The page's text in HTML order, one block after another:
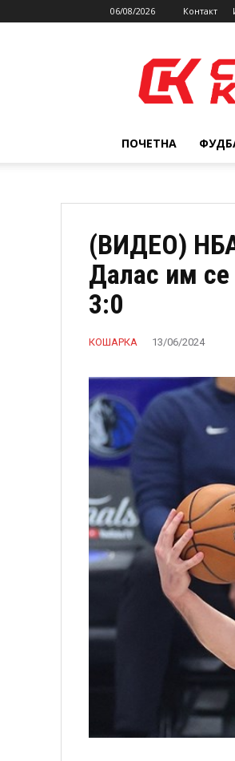
06/08/2026 Контакт
ПОЧЕТНА
(ВИДЕО)
Далас им се
3:0
КОШАРКА 13/06/2024